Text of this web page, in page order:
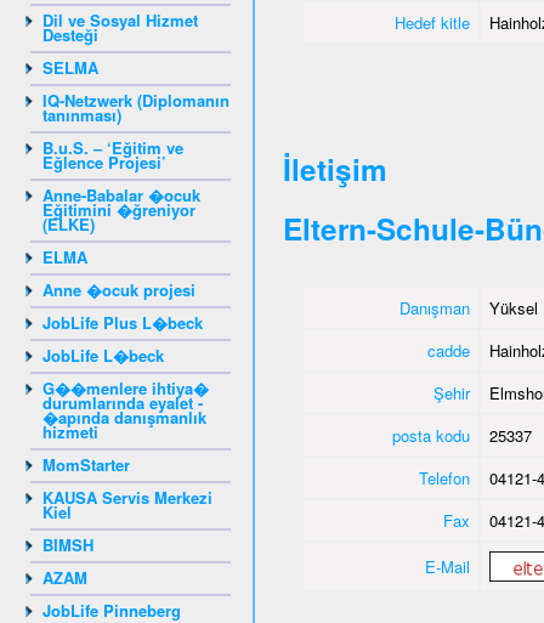
Dil ve Sosyal Hizmet
Desteği
SELMA
IQ-Netzwerk (Diplomanın
tanınması)
B.u.S. – ‘Eğitim ve
Eğlence Projesi’
Anne-Babalar �ocuk
Eğitimini �ğreniyor
(ELKE)
ELMA
Anne �ocuk projesi
JobLife Plus L�beck
JobLife L�beck
G��menlere ihtiya�
durumlarında eyalet -
�apında danışmanlık
hizmeti
MomStarter
KAUSA Servis Merkezi
Kiel
BIMSH
AZAM
JobLife Pinneberg
Hedef kitle
İletişim
Eltern-Schule-
Danışman
Yüksel
cadde
Şehir
posta kodu
25337
Telefon
04121-
Fax
04121-
E-Mail